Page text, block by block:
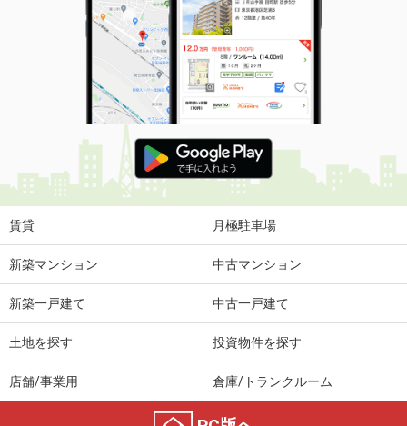
賃貸 月極駐車場
新築マンション 中古マンション
新築一戸建て 中古一戸建て
土地を探す 投資物件を探す
店舗/事業用 倉庫/トランクルーム